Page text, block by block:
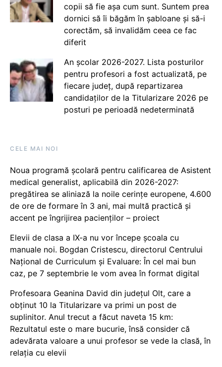
copii să fie așa cum sunt. Suntem prea
dornici să îi băgăm în șabloane și să-i
corectăm, să invalidăm ceea ce fac
diferit
An școlar 2026-2027. Lista posturilor
pentru profesori a fost actualizată, pe
fiecare județ, după repartizarea
candidaților de la Titularizare 2026 pe
posturi pe perioadă nedeterminată
CELE MAI NOI
Noua programă școlară pentru calificarea de Asistent
medical generalist, aplicabilă din 2026-2027:
pregătirea se aliniază la noile cerințe europene, 4.600
de ore de formare în 3 ani, mai multă practică și
accent pe îngrijirea pacienților – proiect
Elevii de clasa a IX-a nu vor începe școala cu
manuale noi. Bogdan Cristescu, directorul Centrului
Național de Curriculum și Evaluare: În cel mai bun
caz, pe 7 septembrie le vom avea în format digital
Profesoara Geanina David din județul Olt, care a
obținut 10 la Titularizare va primi un post de
suplinitor. Anul trecut a făcut naveta 15 km:
Rezultatul este o mare bucurie, însă consider că
adevărata valoare a unui profesor se vede la clasă, în
relația cu elevii